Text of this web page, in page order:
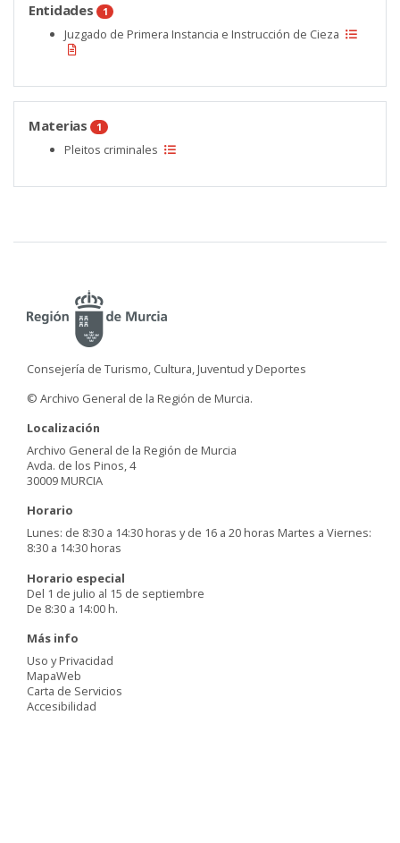
Entidades 1
Juzgado de Primera Instancia e Instrucción de Cieza
Materias 1
Pleitos criminales
Consejería de Turismo, Cultura, Juventud y Deportes
© Archivo General de la Región de Murcia.
Localización
Archivo General de la Región de Murcia
Avda. de los Pinos, 4
30009 MURCIA
Horario
Lunes: de 8:30 a 14:30 horas y de 16 a 20 horas Martes a Viernes:
8:30 a 14:30 horas
Horario especial
Del 1 de julio al 15 de septiembre
De 8:30 a 14:00 h.
Más info
Uso y Privacidad
MapaWeb
Carta de Servicios
Accesibilidad